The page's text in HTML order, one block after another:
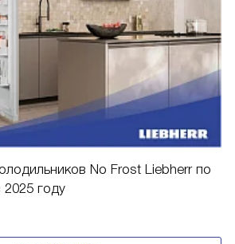
No Frost Liebherr по
2025 году